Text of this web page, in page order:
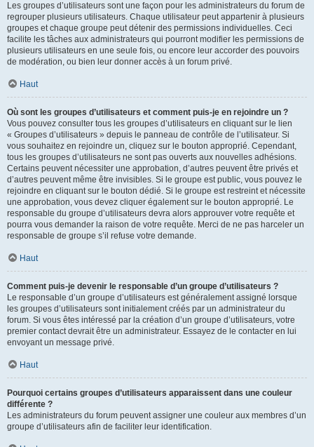
Les groupes d’utilisateurs sont une façon pour les administrateurs du forum de
regrouper plusieurs utilisateurs. Chaque utilisateur peut appartenir à plusieurs
groupes et chaque groupe peut détenir des permissions individuelles. Ceci
facilite les tâches aux administrateurs qui pourront modifier les permissions de
plusieurs utilisateurs en une seule fois, ou encore leur accorder des pouvoirs
de modération, ou bien leur donner accès à un forum privé.
Haut
Où sont les groupes d’utilisateurs et comment puis-je en rejoindre un ?
Vous pouvez consulter tous les groupes d’utilisateurs en cliquant sur le lien
« Groupes d’utilisateurs » depuis le panneau de contrôle de l’utilisateur. Si
vous souhaitez en rejoindre un, cliquez sur le bouton approprié. Cependant,
tous les groupes d’utilisateurs ne sont pas ouverts aux nouvelles adhésions.
Certains peuvent nécessiter une approbation, d’autres peuvent être privés et
d’autres peuvent même être invisibles. Si le groupe est public, vous pouvez le
rejoindre en cliquant sur le bouton dédié. Si le groupe est restreint et nécessite
une approbation, vous devez cliquer également sur le bouton approprié. Le
responsable du groupe d’utilisateurs devra alors approuver votre requête et
pourra vous demander la raison de votre requête. Merci de ne pas harceler un
responsable de groupe s’il refuse votre demande.
Haut
Comment puis-je devenir le responsable d’un groupe d’utilisateurs ?
Le responsable d’un groupe d’utilisateurs est généralement assigné lorsque
les groupes d’utilisateurs sont initialement créés par un administrateur du
forum. Si vous êtes intéressé par la création d’un groupe d’utilisateurs, votre
premier contact devrait être un administrateur. Essayez de le contacter en lui
envoyant un message privé.
Haut
Pourquoi certains groupes d’utilisateurs apparaissent dans une couleur
différente ?
Les administrateurs du forum peuvent assigner une couleur aux membres d’un
groupe d’utilisateurs afin de faciliter leur identification.